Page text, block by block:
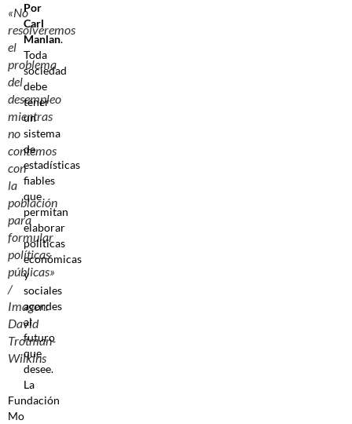
«No
resolveremos
el
problema
del
desempleo
mientras
no
contemos
con
la
población
para
formular
políticas
públicas»
/
Imagen:
David
Trotman-
Wilkins
Por
Carl
Manlan.
Toda
sociedad
debe
tener
un
sistema
de
estadísticas
fiables
que
permitan
elaborar
políticas
económicas
y
sociales
acordes
al
futuro
que
desee.
La
Fundación
Mo